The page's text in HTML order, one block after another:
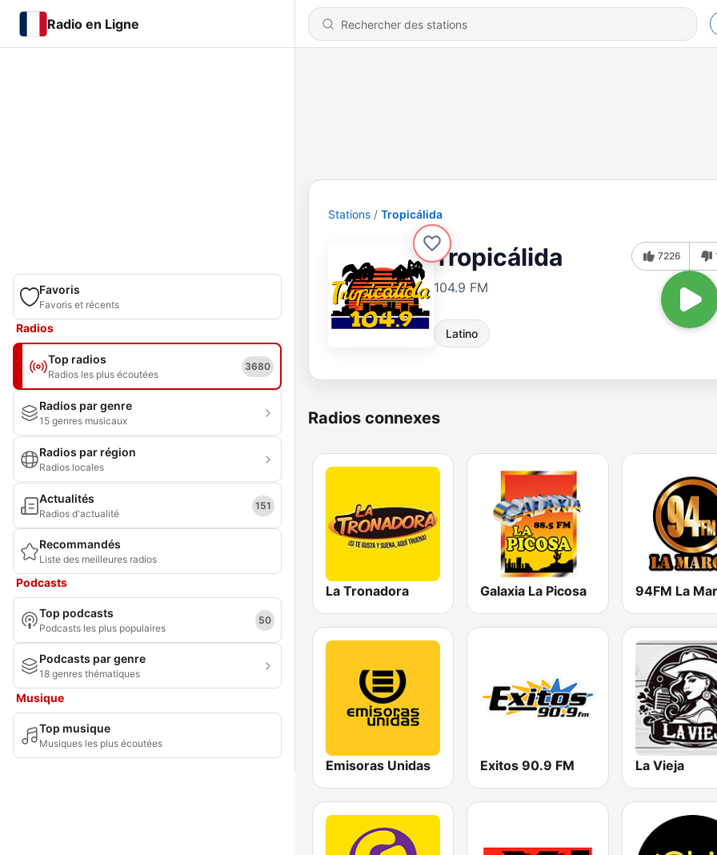
Radio en Ligne
Favoris
Favoris et récents
Radios
Top radios
Radios les plus écoutées
3680
Radios par genre
15 genres musicaux
Radios par région
Radios locales
Actualités
Radios d'actualité
151
Recommandés
Liste des meilleures radios
Podcasts
Top podcasts
Podcasts les plus populaires
50
Podcasts par genre
18 genres thématiques
Musique
Top musique
Musiques les plus écoutées
Stations Tropicálida
Tropicálida
104.9 FM
Latino
7226
Radios connexes
La Tronadora Galaxia La Picosa 94FM La
Emisoras Unidas Exitos 90.9 FM La Vieja